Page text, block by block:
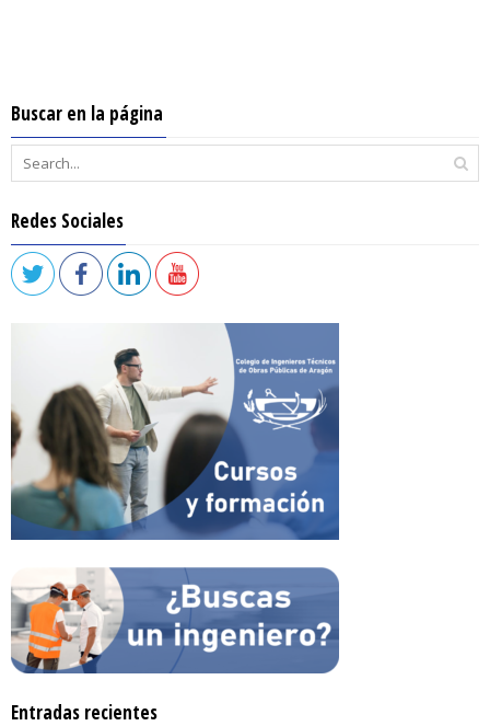
Buscar en la página
Redes Sociales
Entradas recientes